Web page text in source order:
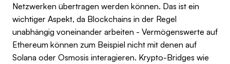
Netzwerken übertragen werden können. Das ist ein
wichtiger Aspekt, da Blockchains in der Regel
unabhängig voneinander arbeiten - Vermögenswerte auf
Ethereum können zum Beispiel nicht mit denen auf
Solana oder Osmosis interagieren. Krypto-Bridges wie